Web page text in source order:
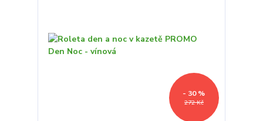
272 Kč
- 30 %